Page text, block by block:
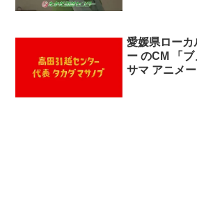
愛媛県ローカ
ー のCM 「
サマ アニメ